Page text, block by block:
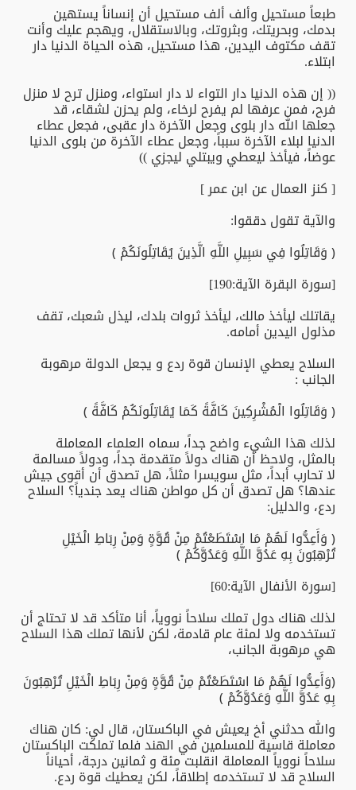
طبعاً مستحيل وألف ألف مستحيل أن إنساناً يستهين
بدمك، وبحريتك، وبثروتك، وبالاستقلال، ويهجم عليك وأنت
تقف مكتوف اليدين، هذا مستحيل، هذه الحياة الدنيا دار
ابتلاء.
(( إن هذه الدنيا دار التواء لا دار استواء، ومنزل ترح لا منزل
فرح، فمن عرفها لم يفرح لرخاء، ولم يحزن لشقاء، قد
جعلها الله دار بلوى وجعل الآخرة دار عقبى، فجعل عطاء
الدنيا لبلاء الآخرة سبباً، وجعل عطاء الآخرة من بلوى الدنيا
عوضاً، فيأخذ ليعطي ويبتلي ليجزي ))
[ كنز العمال عن ابن عمر ]
والآية تقول دققوا:
﴿ وَقَاتِلُوا فِي سَبِيلِ اللَّهِ الَّذِينَ يُقَاتِلُونَكُمْ ﴾
[سورة البقرة الآية:190]
يقاتلك ليأخذ مالك، ليأخذ ثروات بلدك، ليذل شعبك، تقف
مذلول اليدين أمامه.
السلاح يعطي الإنسان قوة ردع و يجعل الدولة مرهوبة
الجانب :
﴿ وَقَاتِلُوا الْمُشْرِكِينَ كَافَّةً كَمَا يُقَاتِلُونَكُمْ كَافَّةً ﴾
لذلك هذا الشيء واضح جداً، سماه العلماء المعاملة
بالمثل، ولاحظ أن هناك دولاً متقدمة جداً، ودولاً مسالمة
لا تحارب أبداً، مثل سويسرا مثلاً، هل تصدق أن أقوى جيش
عندها؟ هل تصدق أن كل مواطن هناك يعد جندياً؟ السلاح
ردع، والدليل:
﴿ وَأَعِدُّوا لَهُمْ مَا اسْتَطَعْتُمْ مِنْ قُوَّةٍ وَمِنْ رِبَاطِ الْخَيْلِ
تُرْهِبُونَ بِهِ عَدُوَّ اللَّهِ وَعَدُوَّكُمْ ﴾
[سورة الأنفال الآية:60]
لذلك هناك دول تملك سلاحاً نووياً، أنا متأكد قد لا تحتاج أن
تستخدمه ولا لمئة عام قادمة، لكن لأنها تملك هذا السلاح
هي مرهوبة الجانب،
﴿وَأَعِدُّوا لَهُمْ مَا اسْتَطَعْتُمْ مِنْ قُوَّةٍ وَمِنْ رِبَاطِ الْخَيْلِ تُرْهِبُونَ
بِهِ عَدُوَّ اللَّهِ وَعَدُوَّكُمْ ﴾
والله حدثني أخ يعيش في الباكستان، قال لي: كان هناك
معاملة قاسية للمسلمين في الهند فلما تملكت الباكستان
سلاحاً نووياً المعاملة انقلبت مئة و ثمانين درجة، أحياناً
السلاح قد لا تستخدمه إطلاقاً، لكن يعطيك قوة ردع.